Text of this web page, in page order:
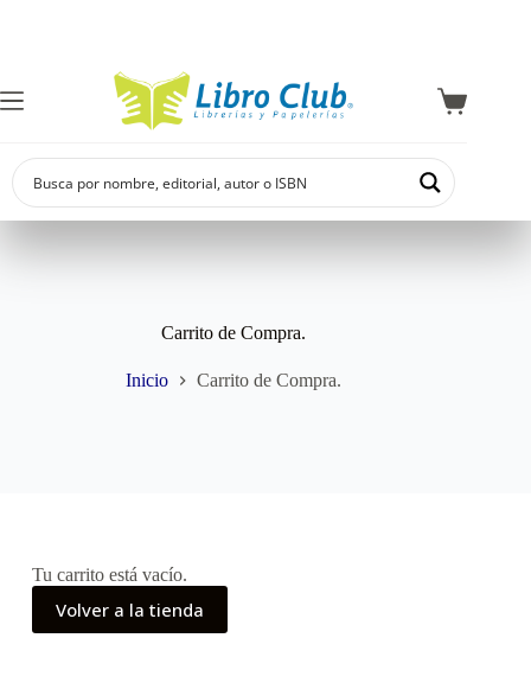
Carrito de Compra.
Inicio Carrito de Compra.
Tu carrito está vacío.
Volver a la tienda